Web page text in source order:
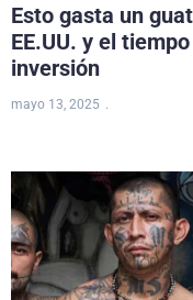
Esto gasta un
EE.UU. y el
inversión
mayo 13, 2025